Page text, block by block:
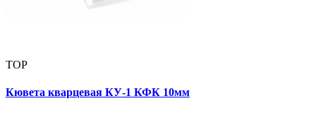
TOP
Кювета кварцевая КУ-1 КФК 10мм